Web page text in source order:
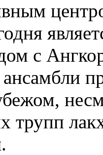
с
ансамбли
трупп